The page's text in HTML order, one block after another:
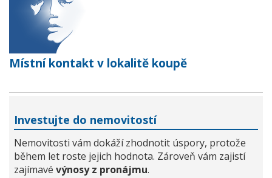
Místní kontakt v lokalitě koupě
Investujte do nemovitostí
Nemovitosti vám dokáží zhodnotit úspory, protože
během let roste jejich hodnota. Zároveň vám zajistí
zajímavé výnosy z pronájmu.